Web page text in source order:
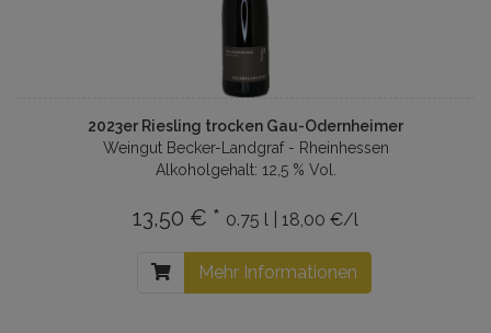
2023er Riesling trocken Gau-Odernheimer
Weingut Becker-Landgraf - Rheinhessen
Alkoholgehalt: 12,5 % Vol.
13,50 € * 0.75 l | 18,00 €/l
Mehr Informationen